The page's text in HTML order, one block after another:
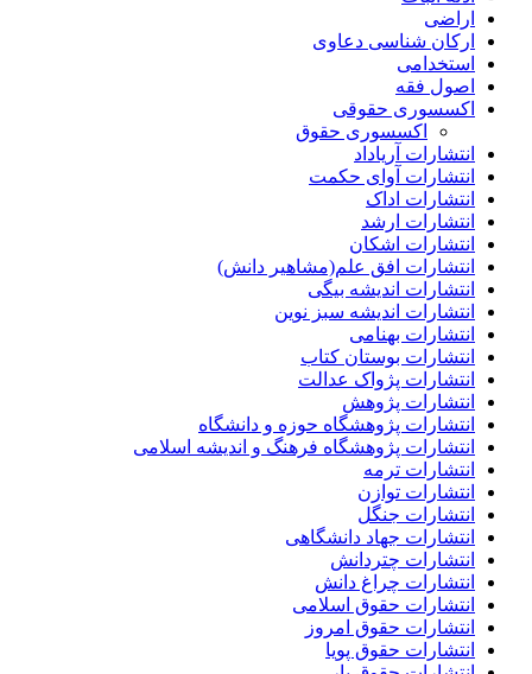
اراضی
ارکان شناسی دعاوی
استخدامی
اصول فقه
اکسسوری حقوقی
اکسسوری حقوق
انتشارات آریاداد
انتشارات آوای حکمت
انتشارات اداک
انتشارات ارشد
انتشارات اشکان
انتشارات افق علم(مشاهیر دانش)
انتشارات اندیشه بیگی
انتشارات اندیشه سبز نوین
انتشارات بهنامی
انتشارات بوستان کتاب
انتشارات پژواک عدالت
انتشارات پژوهش
انتشارات پژوهشگاه حوزه و دانشگاه
انتشارات پژوهشگاه فرهنگ و اندیشه اسلامی
انتشارات ترمه
انتشارات توازن
انتشارات جنگل
انتشارات جهاد دانشگاهی
انتشارات چتردانش
انتشارات چراغ دانش
انتشارات حقوق اسلامی
انتشارات حقوق امروز
انتشارات حقوق پویا